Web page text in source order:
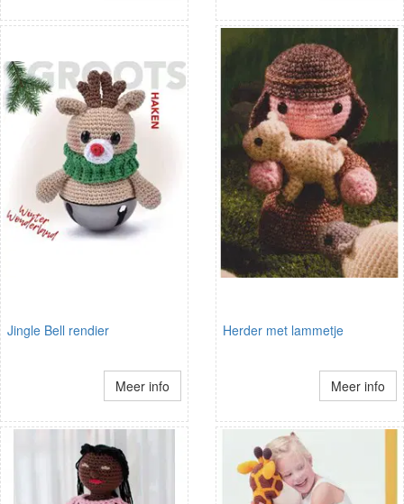
Jingle Bell rendier
Meer info
Herder met lammetje
Meer info